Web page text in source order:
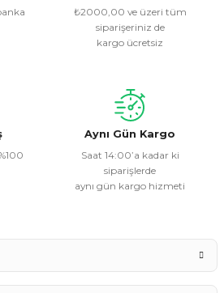
veya görüntülenemiyor.
daha pahalı.
alternatifler olmalı.
₺2000,00 ve üzeri tüm
siparişeriniz de
kargo ücretsiz
Aynı Gün Kargo
Saat 14:00’a kadar ki
siparişlerde
aynı gün kargo hizmeti